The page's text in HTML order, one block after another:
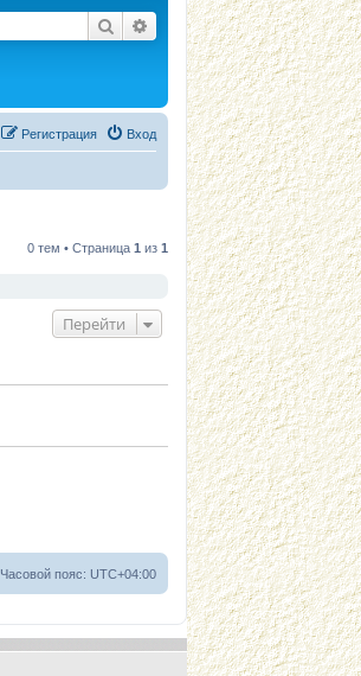
Поиск Расширенный поиск
Вход
Регистрация
0 тем • Страница 1 из 1
Перейти
Часовой пояс: UTC+04:00